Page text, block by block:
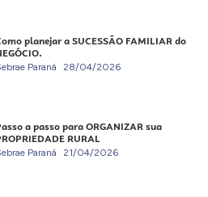
planejar a SUCESSÃO FAMILIAR do
Paraná 28/04/2026
a passo para ORGANIZAR sua
RURAL
Paraná 21/04/2026